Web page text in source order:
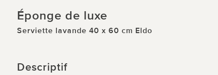
Éponge de luxe
Serviette lavande 40 x 60 cm Eldo
Descriptif